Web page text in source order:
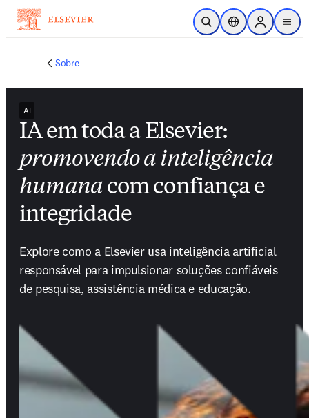
Ir para o conteúdo principal
Pesquisa aberta
Seletor deSign in to
menu
Sobre
AI
IA em toda a Elsevier:
promovendo a inteligência
humana com confiança e
integridade
Explore como a Elsevier usa inteligência artificial
responsável para impulsionar soluções confiáveis
de pesquisa, assistência médica e educação.